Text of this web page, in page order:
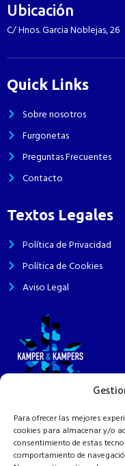
Para ofrecer las mejores
cookies para almacenar y/o
consentimiento de estas
comportamiento de
¿Sueñas con una camper?
proyecto a medida, con
aventura empieza aquí!
Ubicación
C/ Hnos. Garcia Noblejas, 26
Quick Links
Sobre nosotros
Furgonetas
Preguntas Frecuentes
Contacto
Textos Legales
Política de Privacidad
Política de Cookies
Aviso Legal